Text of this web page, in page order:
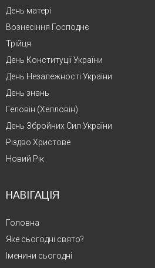
День матері
Вознесіння Господнє
Трійця
День Конституції України
День Незалежності України
День знань
Геловін (Хелловін)
День Збройних Сил України
Різдво Христове
Новий Рік
НАВІГАЦІЯ
Головна
Яке сьогодні свято?
Іменини сьогодні